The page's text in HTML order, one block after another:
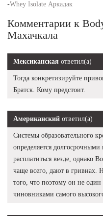
-Whey Isolate Аркадак
Комментарии к
Махачкала
Мексиканская ответил(а)
Тогда конкретизируйте
Братск. Кому предстоит.
Американский ответил(а)
Системы образовательного
определяется
расплатиться везде, однако
чаще всего, дают в гривнах.
того, что поэтому он не один
чиновниками самого